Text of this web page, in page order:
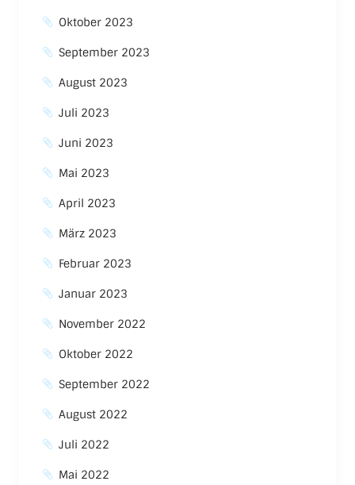
Oktober 2023
September 2023
August 2023
Juli 2023
Juni 2023
Mai 2023
April 2023
März 2023
Februar 2023
Januar 2023
November 2022
Oktober 2022
September 2022
August 2022
Juli 2022
Mai 2022